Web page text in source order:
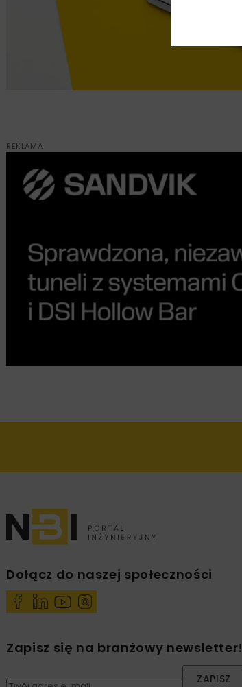
REKLAMA
Dołącz do naszej społeczności
Zapisz się na branżowy newsletter!
ZAPISZ